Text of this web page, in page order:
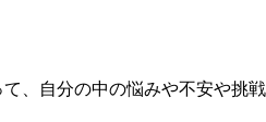
、自分の中の悩みや不安や挑